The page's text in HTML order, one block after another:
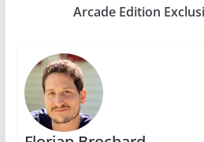
Arcade Edition